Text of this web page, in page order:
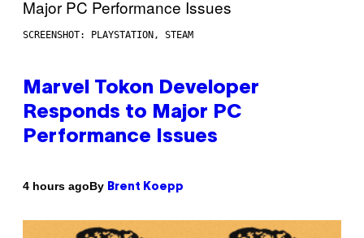
SCREENSHOT: PLAYSTATION, STEAM
Marvel Tokon Developer
Responds to Major PC
Performance Issues
4 hours agoBy Brent Koepp